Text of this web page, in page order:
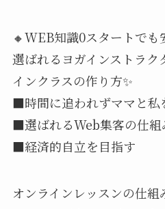
🔸WEB知識0スタートでも
選ばれるヨガインストラク
インクラスの作り方✨
■時間に追われずママと私
■選ばれるWeb集客の仕組
■経済的自立を目指す
オンラインレッスンの仕組